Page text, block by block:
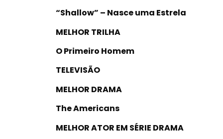
“Shallow” – Nasce uma Estrela
MELHOR TRILHA
O Primeiro Homem
TELEVISÃO
MELHOR DRAMA
The Americans
MELHOR ATOR EM SÉRIE DRAMA